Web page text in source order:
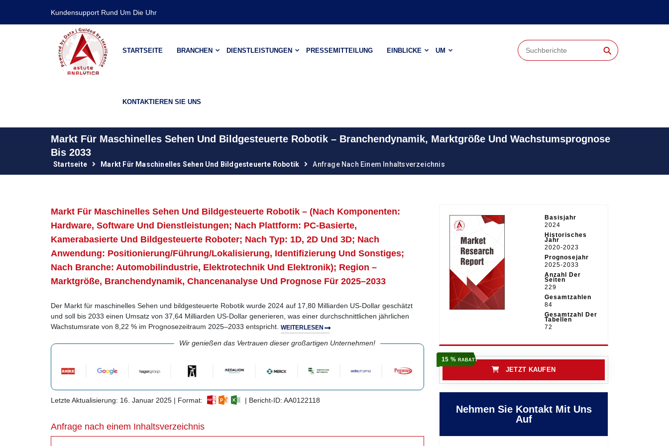
Kundensupport Rund Um Die Uhr
STARTSEITE BRANCHEN DIENSTLEISTUNGEN PRESSEMITTEILUNG EINBLICKE UM
KONTAKTIEREN SIE UNS
⚲
Markt Für Maschinelles Sehen Und Bildgesteuerte Robotik – Branchendynamik, Marktgröße Und Wachstumsprognose
Bis 2033
Startseite Markt Für Maschinelles Sehen Und Bildgesteuerte Robotik Anfrage Nach Einem Inhaltsverzeichnis
Markt Für Maschinelles Sehen Und Bildgesteuerte Robotik – (Nach Komponenten:
Hardware, Software Und Dienstleistungen; Nach Plattform: PC-Basierte,
Kamerabasierte Und Bildgesteuerte Roboter; Nach Typ: 1D, 2D Und 3D; Nach
Anwendung: Positionierung/Führung/Lokalisierung, Identifizierung Und Sonstiges;
Nach Branche: Automobilindustrie, Elektrotechnik Und Elektronik); Region –
Marktgröße, Branchendynamik, Chancenanalyse Und Prognose Für 2025–2033
Der Markt für maschinelles Sehen und bildgesteuerte Robotik wurde 2024 auf 17,80 Milliarden US-Dollar geschätzt
und soll bis 2033 einen Umsatz von 37,64 Milliarden US-Dollar generieren, was einer durchschnittlichen jährlichen
Wachstumsrate von 8,22 % im Prognosezeitraum 2025–2033 entspricht. WEITERLESEN
Wir genießen das Vertrauen dieser großartigen Unternehmen!
Letzte Aktualisierung: 16. Januar 2025 | Format: | Bericht-ID: AA0122118
Anfrage nach einem Inhaltsverzeichnis
Basisjahr
2024
Historisches
Jahr
2020-2023
Prognosejahr
2025-2033
Anzahl Der
Seiten
229
Gesamtzahlen
84
Gesamtzahl Der
Tabellen
72
15 % RABATT
JETZT KAUFEN
Nehmen Sie Kontakt Mit Uns
Auf